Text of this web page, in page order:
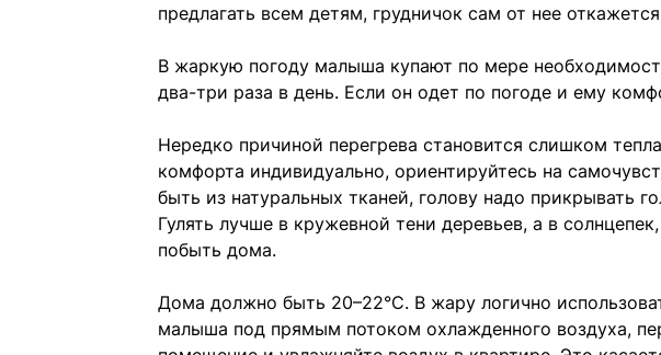
предлагать всем детям, грудничок сам от нее
В жаркую погоду малыша купают по мере
два-три раза в день. Если он одет по погоде и ему
Нередко причиной перегрева становится слишком
комфорта индивидуально, ориентируйтесь на
быть из натуральных тканей, голову надо прикрывать
Гулять лучше в кружевной тени деревьев, а в
побыть дома.
Дома должно быть 20–22°С. В жару логично
малыша под прямым потоком охлажденного воздуха,